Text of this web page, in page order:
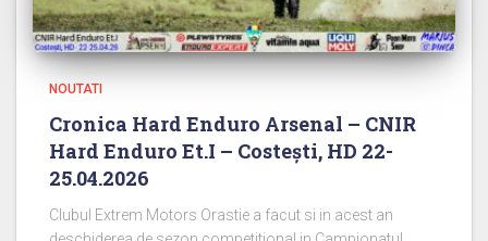
NOUTATI
Cronica Hard Enduro Arsenal – CNIR
Hard Enduro Et.I – Costești, HD 22-
25.04.2026
Clubul Extrem Motors Orastie a facut si in acest an